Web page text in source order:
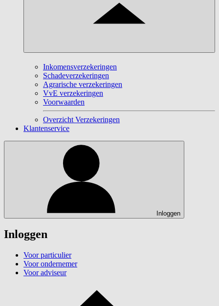
Inkomensverzekeringen
Schadeverzekeringen
Agrarische verzekeringen
VvE verzekeringen
Voorwaarden
Overzicht Verzekeringen
Klantenservice
Inloggen
Inloggen
Voor particulier
Voor ondernemer
Voor adviseur